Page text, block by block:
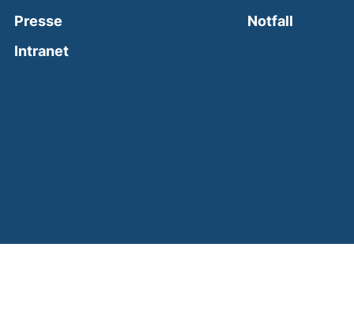
Presse
Intranet(external link, opens in a new window)
Notfall